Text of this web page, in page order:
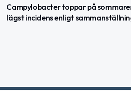
Campylobacter toppar på
lägst incidens enligt